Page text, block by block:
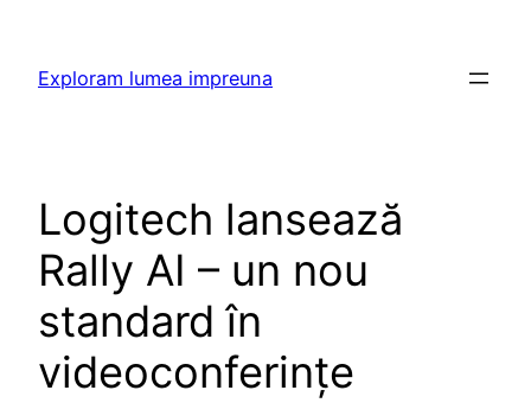
content
Exploram lumea impreuna
Logitech lansează
Rally AI – un nou
standard în
videoconferințe